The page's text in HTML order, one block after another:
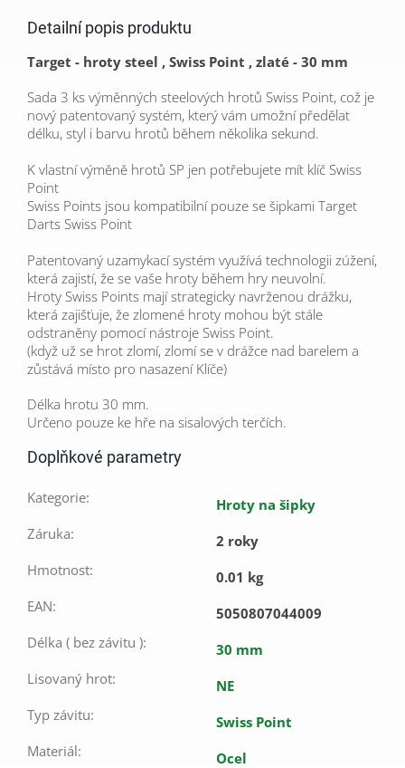
Detailní popis produktu
Target - hroty steel , Swiss Point , zlaté - 30 mm
Sada 3 ks výměnných steelových hrotů Swiss Point, což je
nový patentovaný systém, který vám umožní předělat
délku, styl i barvu hrotů během několika sekund.
K vlastní výměně hrotů SP jen potřebujete mít klíč Swiss
Point
Swiss Points jsou kompatibilní pouze se šipkami Target
Darts Swiss Point
Patentovaný uzamykací systém využívá technologii zúžení,
která zajistí, že se vaše hroty během hry neuvolní.
Hroty Swiss Points mají strategicky navrženou drážku,
která zajišťuje, že zlomené hroty mohou být stále
odstraněny pomocí nástroje Swiss Point.
(když už se hrot zlomí, zlomí se v drážce nad barelem a
zůstává místo pro nasazení Klíče)
Délka hrotu 30 mm.
Určeno pouze ke hře na sisalových terčích.
Doplňkové parametry
Kategorie:
Hroty na šipky
Záruka:
2 roky
Hmotnost:
0.01 kg
EAN:
5050807044009
Délka ( bez závitu ):
30 mm
Lisovaný hrot:
NE
Typ závitu:
Swiss Point
Materiál: Ocel